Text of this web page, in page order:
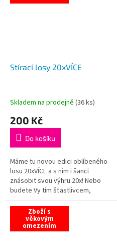
Stírací losy 20xVÍCE
Skladem na prodejně (36 ks)
200 Kč
Do košíku
Máme tu novou edici oblíbeného
losu 20xVÍCE a s ním i šanci
znásobit svou výhru 20x! Nebo
budete Vy tím šťastlivcem,
který získá hlavní výhru
krásných 10 MILIONŮ?
Zboží s
věkovým
omezením